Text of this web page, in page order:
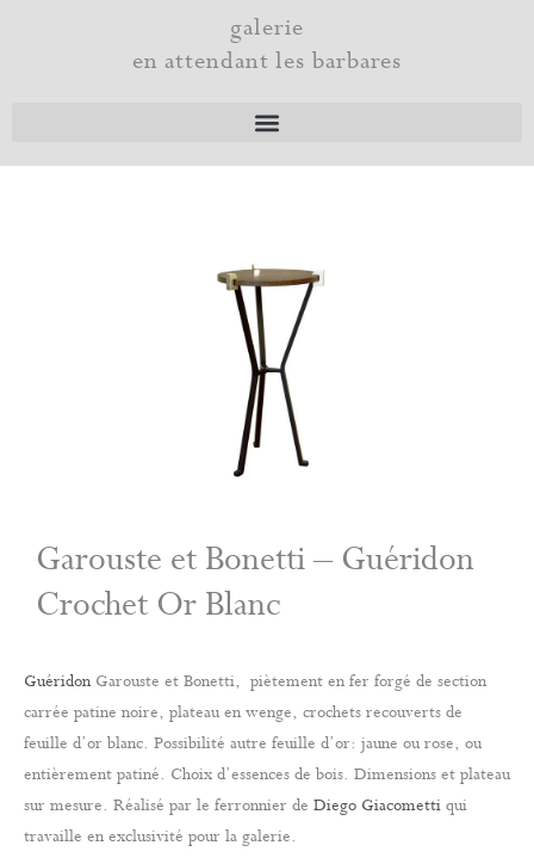
galerie
en attendant les barbares
Garouste et Bonetti – Guéridon
Crochet Or Blanc
Guéridon Garouste et Bonetti, piètement en fer forgé de section
carrée patine noire, plateau en wenge, crochets recouverts de
feuille d’or blanc. Possibilité autre feuille d’or: jaune ou rose, ou
entièrement patiné. Choix d’essences de bois. Dimensions et plateau
sur mesure. Réalisé par le ferronnier de Diego Giacometti qui
travaille en exclusivité pour la galerie.